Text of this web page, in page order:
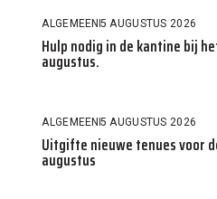
ALGEMEEN5 AUGUSTUS 2026
Hulp nodig in de kantine bij
augustus.
ALGEMEEN5 AUGUSTUS 2026
Uitgifte nieuwe tenues voor
augustus